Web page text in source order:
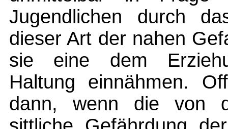
Jugendlichen durch
dieser Art der nahen
sie eine dem
Haltung einnähmen.
dann, wenn die von